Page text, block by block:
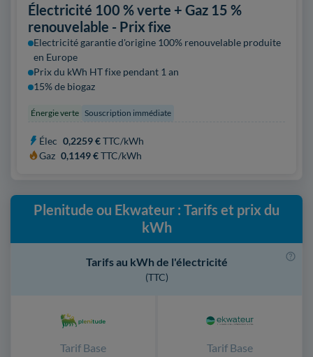
Électricité 100 % verte + Gaz 15 %
renouvelable - Prix fixe
Electricité garantie d'origine 100% renouvelable produite
en Europe
Prix du kWh HT fixe pendant 1 an
15% de biogaz
Énergie verte Souscription immédiate
Élec 0,2259 €TTC/kWh
Gaz 0,1149 €TTC/kWh
Plenitude ou Ekwateur : Tarifs et prix du
kWh
Tarif Base
Tarifs au kWh de l'électricité
(TTC)
Tarif Base